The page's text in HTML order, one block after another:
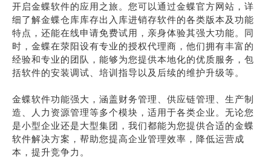
开启金蝶软件的应用之旅。您可以通过金蝶官方网站，详
细了解金蝶仓库库存出入库进销存软件的各类版本及功能
特点，还能在线申请免费试用，亲身体验其强大功能。同
时，金蝶在荥阳设有专业的授权代理商，他们拥有丰富的
经验和专业的团队，能够为您提供本地化的优质服务，包
括软件的安装调试、培训指导以及后续的维护升级等。
金蝶软件功能强大，涵盖财务管理、供应链管理、生产制
造、人力资源管理等多个模块，适用于各类企业。无论您
是小型企业还是大型集团，我们都能为您提供合适的金蝶
软件解决方案，帮助您提高企业管理效率，降低运营成
本，提升竞争力。